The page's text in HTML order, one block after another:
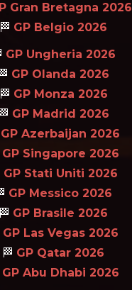
Gran Bretagna 2026
🏁 GP Belgio 2026
GP Ungheria 2026
🏁 GP Olanda 2026
🏁 GP Monza 2026
🏁 GP Madrid 2026
GP Azerbaijan 2026
GP Singapore 2026
GP Stati Uniti 2026
GP Messico 2026
🏁 GP Brasile 2026
GP Las Vegas 2026
🏁 GP Qatar 2026
GP Abu Dhabi 2026